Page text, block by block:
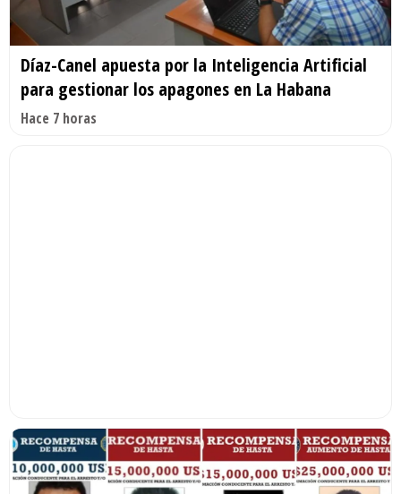
Díaz-Canel apuesta por la Inteligencia Artificial
para gestionar los apagones en La Habana
Hace 7 horas